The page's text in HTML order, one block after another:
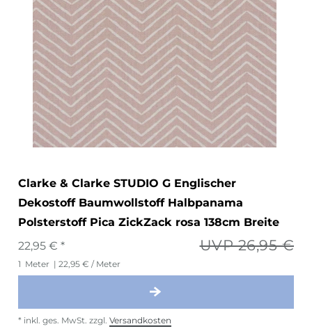
Clarke & Clarke STUDIO G Englischer
Dekostoff Baumwollstoff Halbpanama
Polsterstoff Pica ZickZack rosa 138cm Breite
UVP 26,95 €
22,95 € *
1 Meter | 22,95 € / Meter
* inkl. ges. MwSt. zzgl. Versandkosten